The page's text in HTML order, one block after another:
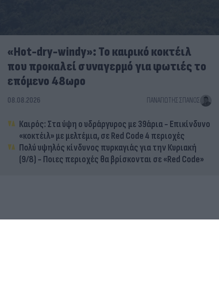
«Hot-dry-windy»: Το καιρικό κοκτέιλ
που προκαλεί συναγερμό για φωτιές το
επόμενο 48ωρο
08.08.2026 ΠΑΝΑΓΙΏΤΗΣ ΣΠΑΝΌΣ
Καιρός: Στα ύψη ο υδράργυρος με 39άρια - Επικίνδυνο
«κοκτέιλ» με μελτέμια, σε Red Code 4 περιοχές
Πολύ υψηλός κίνδυνος πυρκαγιάς για την Κυριακή
(9/8) - Ποιες περιοχές θα βρίσκονται σε «Red Code»